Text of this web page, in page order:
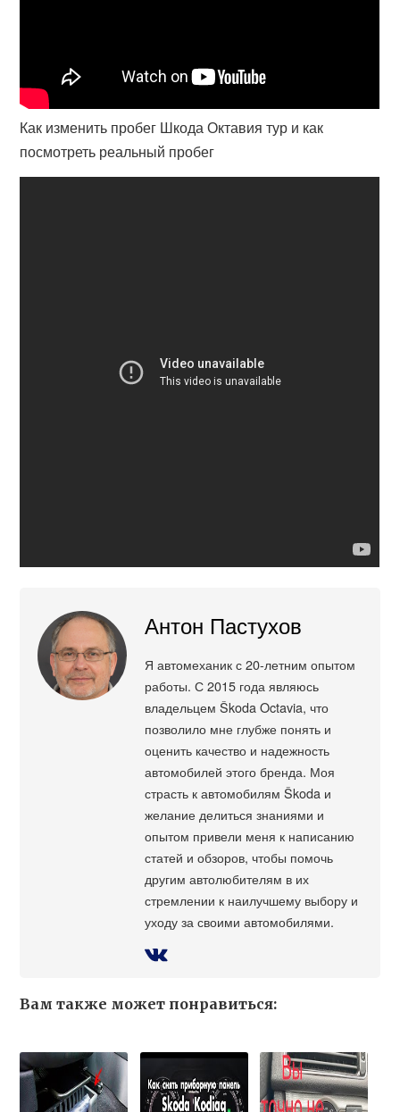
Как изменить пробег Шкода Октавия тур и как
посмотреть реальный пробег
Антон Пастухов
Я автомеханик с 20-летним опытом
работы. С 2015 года являюсь
владельцем Škoda Octavia, что
позволило мне глубже понять и
оценить качество и надежность
автомобилей этого бренда. Моя
страсть к автомобилям Škoda и
желание делиться знаниями и
опытом привели меня к написанию
статей и обзоров, чтобы помочь
другим автолюбителям в их
стремлении к наилучшему выбору и
уходу за своими автомобилями.
Вам также может понравиться: